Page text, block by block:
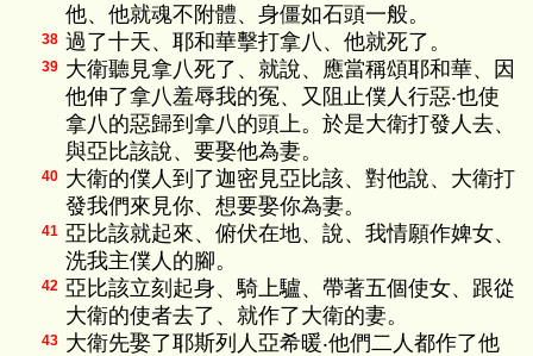
他、他就魂不附體、身僵如石頭一般。
38 過了十天、耶和華擊打拿八、他就死了。
39 大衛聽見拿八死了、就說、應當稱頌耶和華、因
他伸了拿八羞辱我的冤、又阻止僕人行惡‧也使
拿八的惡歸到拿八的頭上。於是大衛打發人去、
與亞比該說、要娶他為妻。
40 大衛的僕人到了迦密見亞比該、對他說、大衛打
發我們來見你、想要娶你為妻。
41 亞比該就起來、俯伏在地、說、我情願作婢女、
洗我主僕人的腳。
42 亞比該立刻起身、騎上驢、帶著五個使女、跟從
大衛的使者去了、就作了大衛的妻。
43 大衛先娶了耶斯列人亞希暖‧他們二人都作了他